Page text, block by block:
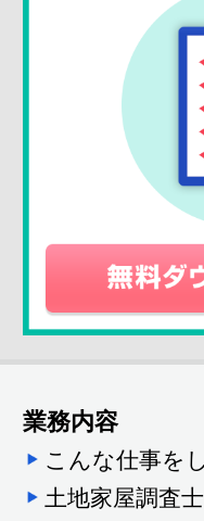
業務内容
こんな仕事を
土地家屋調査